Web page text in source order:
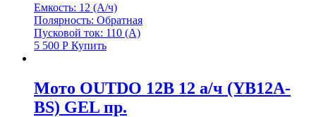
Емкость: 12 (А/ч)
Полярность: Обратная
Пусковой ток: 110 (А)
5 500 Р Купить
Мото OUTDO 12В 12 а/ч (YB12A-
BS) GEL пр.